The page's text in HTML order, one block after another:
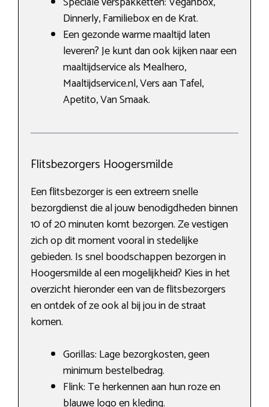
Dinnerly, Familiebox en de Krat.
Een gezonde warme maaltijd laten
leveren? Je kunt dan ook kijken naar een
maaltijdservice als Mealhero,
Maaltijdservice.nl, Vers aan Tafel,
Apetito, Van Smaak.
Flitsbezorgers Hoogersmilde
Een flitsbezorger is een extreem snelle
bezorgdienst die al jouw benodigdheden binnen
10 of 20 minuten komt bezorgen. Ze vestigen
zich op dit moment vooral in stedelijke
gebieden. Is snel boodschappen bezorgen in
Hoogersmilde al een mogelijkheid? Kies in het
overzicht hieronder een van de flitsbezorgers
en ontdek of ze ook al bij jou in de straat
komen.
Gorillas: Lage bezorgkosten, geen
minimum bestelbedrag.
Flink: Te herkennen aan hun roze en
blauwe logo en kleding.